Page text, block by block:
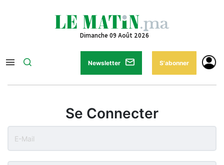
Dimanche 09 Août 2026
Newsletter S'abonner
Se Connecter